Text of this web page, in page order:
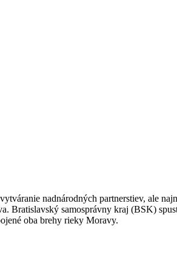
nadnárodných partnerstiev, ale
Bratislavský samosprávny kraj (BSK)
oba brehy rieky Moravy.